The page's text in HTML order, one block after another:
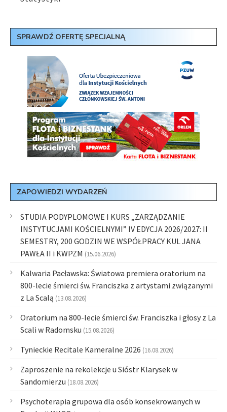
SPRAWDŹ OFERTĘ SPECJALNĄ
ZAPOWIEDZI WYDARZEŃ
STUDIA PODYPLOMOWE I KURS „ZARZĄDZANIE
INSTYTUCJAMI KOŚCIELNYMI” IV EDYCJA 2026/2027: II
SEMESTRY, 200 GODZIN WE WSPÓŁPRACY KUL JANA
PAWŁA II i KWPZM (15.06.2026)
Kalwaria Pacławska: Światowa premiera oratorium na
800-lecie śmierci św. Franciszka z artystami związanymi
z La Scalą (13.08.2026)
Oratorium na 800-lecie śmierci św. Franciszka i głosy z La
Scali w Radomsku (15.08.2026)
Tynieckie Recitale Kameralne 2026 (16.08.2026)
Zaproszenie na rekolekcje u Sióstr Klarysek w
Sandomierzu (18.08.2026)
Psychoterapia grupowa dla osób konsekrowanych w